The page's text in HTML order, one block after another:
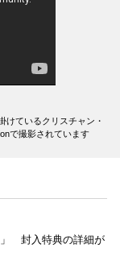
けているクリスチャン・
で撮影されています
封入特典の詳細が